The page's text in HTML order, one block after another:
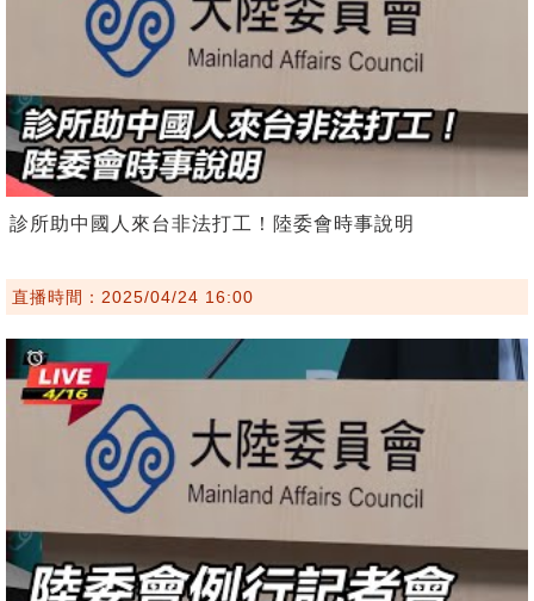
診所助中國人來台非法打工！陸委會時事說明
直播時間：2025/04/24 16:00